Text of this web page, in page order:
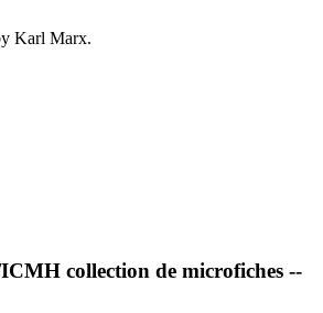
Karl Marx.
collection de microfiches --